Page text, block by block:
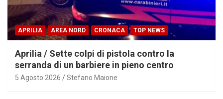
APRILIA AREA NORD CRONACA TOP NEWS
Aprilia / Sette colpi di pistola contro la
serranda di un barbiere in pieno centro
5 Agosto 2026 Stefano Maione